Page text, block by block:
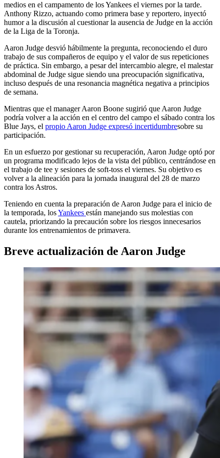
medios en el campamento de los Yankees el viernes por la tarde.
Anthony Rizzo, actuando como primera base y reportero, inyectó
humor a la discusión al cuestionar la ausencia de Judge en la acción
de la Liga de la Toronja.
Aaron Judge desvió hábilmente la pregunta, reconociendo el duro
trabajo de sus compañeros de equipo y el valor de sus repeticiones
de práctica. Sin embargo, a pesar del intercambio alegre, el malestar
abdominal de Judge sigue siendo una preocupación significativa,
incluso después de una resonancia magnética negativa a principios
de semana.
Mientras que el manager Aaron Boone sugirió que Aaron Judge
podría volver a la acción en el centro del campo el sábado contra los
Blue Jays, el propio Aaron Judge expresó incertidumbresobre su
participación.
En un esfuerzo por gestionar su recuperación, Aaron Judge optó por
un programa modificado lejos de la vista del público, centrándose en
el trabajo de tee y sesiones de soft-toss el viernes. Su objetivo es
volver a la alineación para la jornada inaugural del 28 de marzo
contra los Astros.
Teniendo en cuenta la preparación de Aaron Judge para el inicio de
la temporada, losYankees están manejando sus molestias con
cautela, priorizando la precaución sobre los riesgos innecesarios
durante los entrenamientos de primavera.
Breve actualización de Aaron Judge